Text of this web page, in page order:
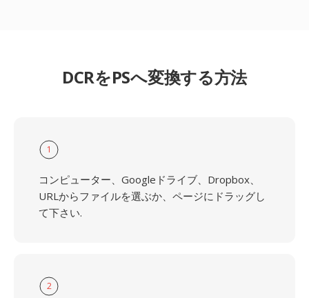
DCRをPSへ変換する方法
1
コンピューター、Googleドライブ、Dropbox、
URLからファイルを選ぶか、ページにドラッグし
て下さい.
2